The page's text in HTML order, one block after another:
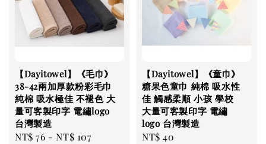
【Dayitowel】《毛巾》
38-42兩加厚款粉彩毛巾
純棉 吸水極佳 不褪色 大
量可客製印字 電繡logo
台灣製造
Regular
NT$ 76 -NT$ 107
【Dayitowel】《童巾》
糖果色童巾 純棉 吸水性
佳 觸感柔順 小孩 學校
大量可客製印字 電繡
logo 台灣製造
Regular
NT$ 40